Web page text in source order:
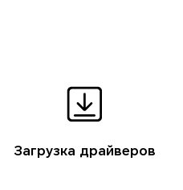
Загрузка драйверов